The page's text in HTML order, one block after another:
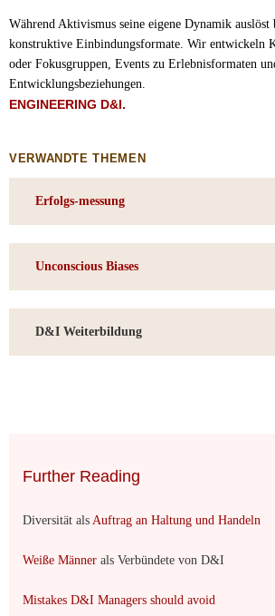
Während Aktivismus seine eigene Dynamik auslöst
konstruktive Einbindungsformate. Wir entwickeln
oder Fokusgruppen, Events zu Erlebnisformaten
Entwicklungsbeziehungen.
ENGINEERING D&I.
VERWANDTE THEMEN
Erfolgs-messung
Unconscious Biases
D&I Weiterbildung
Further Reading
Diversität als Auftrag an Haltung und Handeln
Weiße Männer als Verbündete von D&I
Mistakes D&I Managers should avoid